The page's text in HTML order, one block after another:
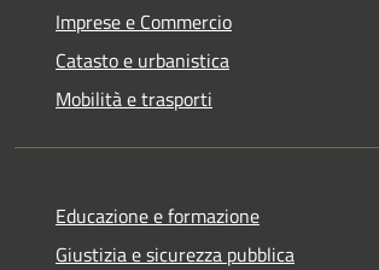
Imprese e Commercio
Catasto e urbanistica
Mobilità e trasporti
Educazione e formazione
Giustizia e sicurezza pubblica